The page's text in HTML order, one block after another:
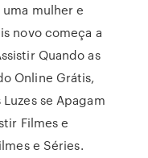
mulher e
novo começa a
Quando as
Online Grátis,
se Apagam
Filmes e
e Séries.